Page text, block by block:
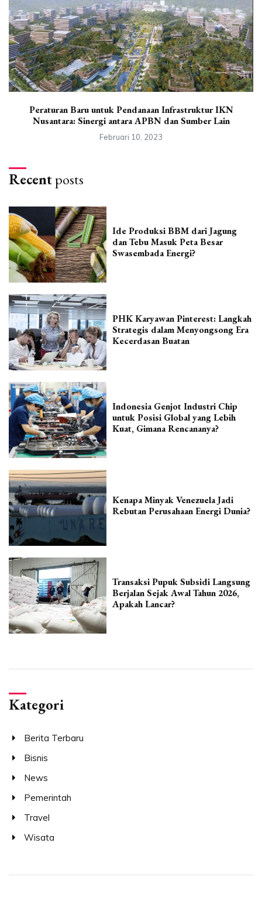
Peraturan Baru untuk Pendanaan Infrastruktur IKN
Nusantara: Sinergi antara APBN dan Sumber Lain
Februari 10, 2023
Recentposts
Ide Produksi BBM dari Jagung
dan Tebu Masuk Peta Besar
Swasembada Energi?
PHK Karyawan Pinterest: Langkah
Strategis dalam Menyongsong Era
Kecerdasan Buatan
Indonesia Genjot Industri Chip
untuk Posisi Global yang Lebih
Kuat, Gimana Rencananya?
Kenapa Minyak Venezuela Jadi
Rebutan Perusahaan Energi Dunia?
Transaksi Pupuk Subsidi Langsung
Berjalan Sejak Awal Tahun 2026,
Apakah Lancar?
Kategori
Berita Terbaru
Bisnis
News
Pemerintah
Travel
Wisata